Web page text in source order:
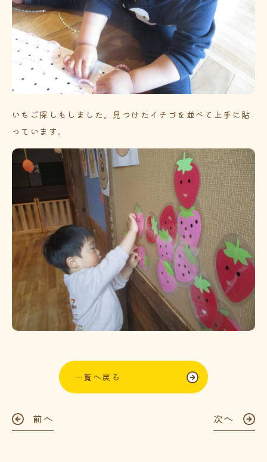
いちご探しもしました。見つけたイチゴを並べて上手に貼
っています。
一覧へ戻る
前へ 次へ